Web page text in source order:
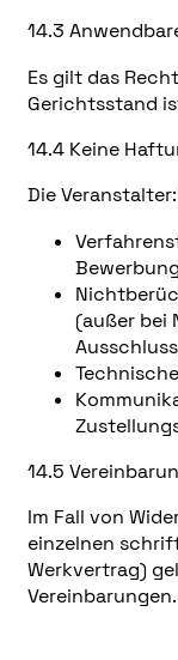
14.3
Es gilt das
Gerichtsstand
14.4 Keine
Die
(außer bei
14.5
Im Fall von
einzelnen
Werkvertrag)
Vereinbarungen.